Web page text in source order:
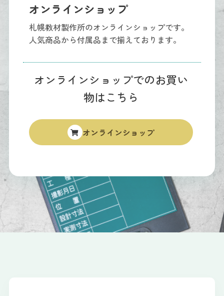
オンラインショップ
札幌教材製作所のオンラインショップです。
人気商品から付属品まで揃えております。
オンラインショップでのお買い
物はこちら
オンラインショップ